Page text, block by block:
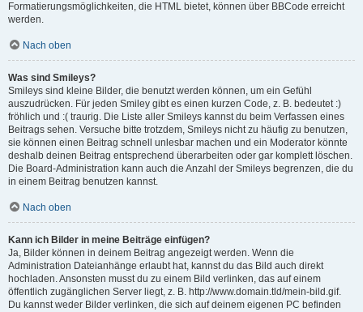
Formatierungsmöglichkeiten, die HTML bietet, können über BBCode erreicht
werden.
Nach oben
Was sind Smileys?
Smileys sind kleine Bilder, die benutzt werden können, um ein Gefühl
auszudrücken. Für jeden Smiley gibt es einen kurzen Code, z. B. bedeutet :)
fröhlich und :( traurig. Die Liste aller Smileys kannst du beim Verfassen eines
Beitrags sehen. Versuche bitte trotzdem, Smileys nicht zu häufig zu benutzen,
sie können einen Beitrag schnell unlesbar machen und ein Moderator könnte
deshalb deinen Beitrag entsprechend überarbeiten oder gar komplett löschen.
Die Board-Administration kann auch die Anzahl der Smileys begrenzen, die du
in einem Beitrag benutzen kannst.
Nach oben
Kann ich Bilder in meine Beiträge einfügen?
Ja, Bilder können in deinem Beitrag angezeigt werden. Wenn die
Administration Dateianhänge erlaubt hat, kannst du das Bild auch direkt
hochladen. Ansonsten musst du zu einem Bild verlinken, das auf einem
öffentlich zugänglichen Server liegt, z. B. http://www.domain.tld/mein-bild.gif.
Du kannst weder Bilder verlinken, die sich auf deinem eigenen PC befinden